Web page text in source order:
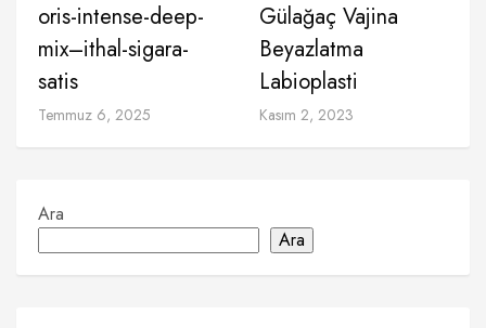
oris-intense-deep-
mix–ithal-sigara-
satis
Temmuz 6, 2025
Gülağaç Vajina
Beyazlatma
Labioplasti
Kasım 2, 2023
Ara
Ara